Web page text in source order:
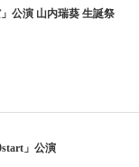
公演 山内瑞葵 生誕祭
」公演